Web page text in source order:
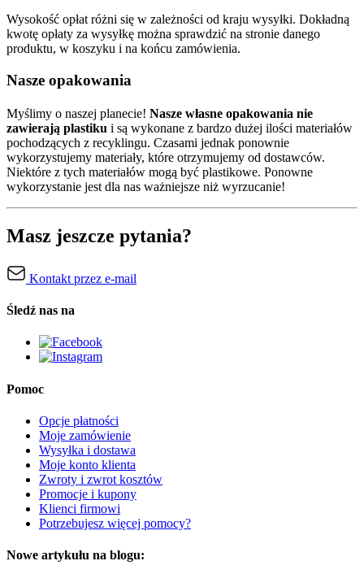
Wysokość opłat różni się w zależności od kraju wysyłki. Dokładną
kwotę opłaty za wysyłkę można sprawdzić na stronie danego
produktu, w koszyku i na końcu zamówienia.
Nasze opakowania
Myślimy o naszej planecie! Nasze własne opakowania nie
zawierają plastiku i są wykonane z bardzo dużej ilości materiałów
pochodzących z recyklingu. Czasami jednak ponownie
wykorzystujemy materiały, które otrzymujemy od dostawców.
Niektóre z tych materiałów mogą być plastikowe. Ponowne
wykorzystanie jest dla nas ważniejsze niż wyrzucanie!
Masz jeszcze pytania?
Kontakt przez e-mail
Śledź nas na
Pomoc
Opcje płatności
Moje zamówienie
Wysyłka i dostawa
Moje konto klienta
Zwroty i zwrot kosztów
Promocje i kupony
Klienci firmowi
Potrzebujesz więcej pomocy?
Nowe artykułu na blogu: